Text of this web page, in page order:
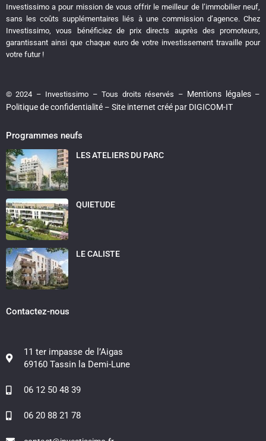
Investissimo a pour mission de vous offrir le meilleur de l’immobilier neuf,
sans les coûts supplémentaires liés à une commission d’agence. Chez
Investissimo, vous bénéficiez de prix directs auprès des promoteurs,
garantissant ainsi que chaque euro de votre investissement travaille pour
votre futur !
© 2024 – Investissimo – Tous droits réservés – Mentions légales–
Politique de confidentialité – Site internet créé par DIGICOM-IT
Programmes neufs
LES ATELIERS DU PARC
QUIETUDE
LE CALISTE
Contactez-nous
11 ter impasse de l’Aigas
69160 Tassin la Demi-Lune
06 12 50 48 39
06 20 88 21 78